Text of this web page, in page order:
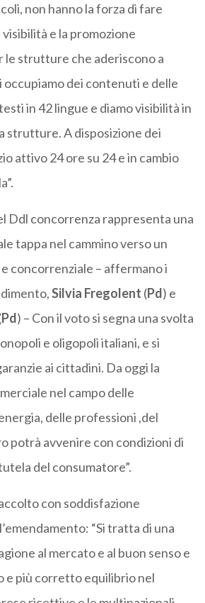
non hanno la forza di fare
e la promozione
le strutture che aderiscono a
occupiamo dei contenuti e delle
in 42 lingue e diamo visibilità in
strutture. A disposizione dei
attivo 24 ore su 24 e in cambio
Ddl concorrenza rappresenta una
tappa nel cammino verso un
concorrenziale – affermano i
Silvia Fregolent (Pd) e
Pd) – Con il voto si segna una svolta
e oligopoli italiani, e si
ai cittadini. Da oggi la
nel campo delle
delle professioni ,del
potrà avvenire con condizioni di
del consumatore”.
con soddisfazione
“Si tratta di una
al mercato e al buon senso e
e più corretto equilibrio nel